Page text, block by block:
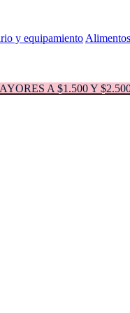
y equipamiento
A $1.500 Y